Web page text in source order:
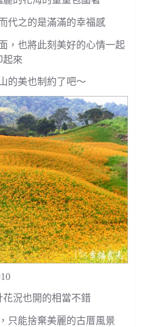
代之的是滿滿的幸福感
，也將此刻美好的心情一起
起來
的美也制約了吧～
況也開的相當不錯
只能捨棄美麗的古厝風景